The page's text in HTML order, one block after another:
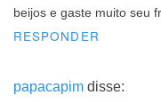
beijos e gaste muito seu
RESPONDER
papacapim disse: